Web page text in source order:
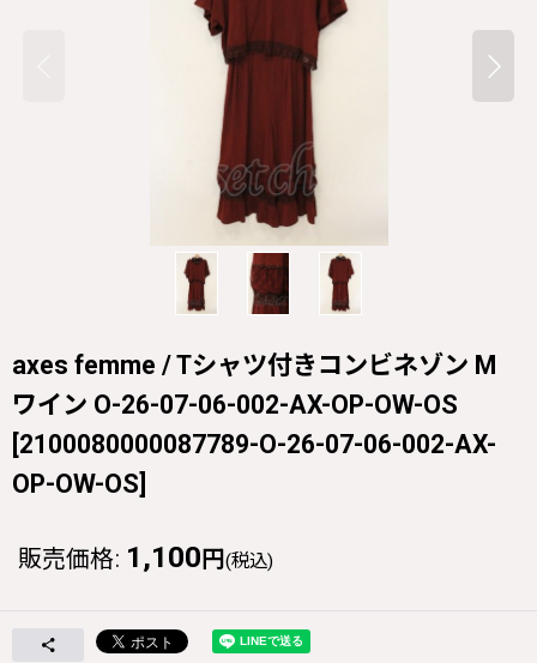
axes femme / Tシャツ付きコンビネゾン M
ワイン O-26-07-06-002-AX-OP-OW-OS
[2100080000087789-O-26-07-06-002-AX-
OP-OW-OS]
販売価格: 1,100 円 (税込)